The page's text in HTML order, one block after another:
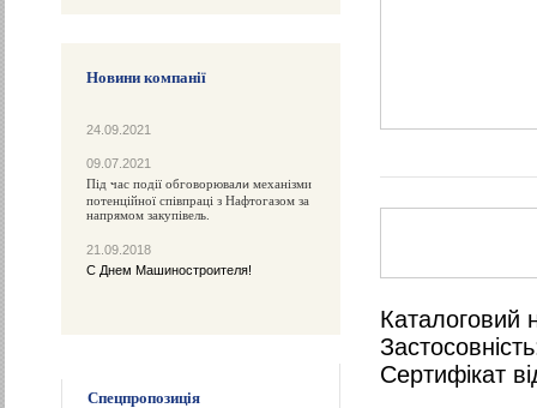
Новини компанії
24.09.2021
09.07.2021
Під час події обговорювали механізми
потенційної співпраці з Нафтогазом за
напрямом закупівель.
21.09.2018
С Днем Машиностроителя!
Спецпропозиція
Каталоговий
Сертифікат